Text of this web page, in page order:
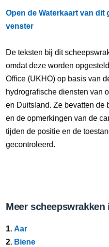
Open de Waterkaart van dit
venster
De teksten bij dit
omdat deze worden
Office (UKHO) op basis van
hydrografische diensten van
en Duitsland. Ze bevatten de
en de opmerkingen van de
tijden de positie en de
gecontroleerd.
Meer scheepswrakken
1. Aar
2. Biene